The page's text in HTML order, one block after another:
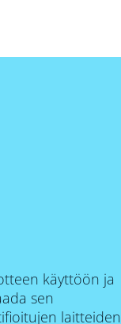
käyttöön ja
sen
laitteiden